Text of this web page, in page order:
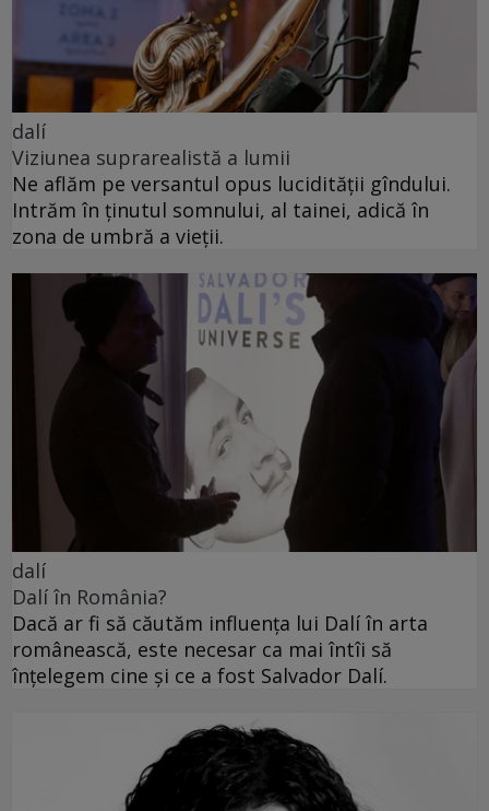
dalí
Viziunea suprarealistă a lumii
Ne aflăm pe versantul opus lucidității gîndului.
Intrăm în ținutul somnului, al tainei, adică în
zona de umbră a vieții.
dalí
Dalí în România?
Dacă ar fi să căutăm influența lui Dalí în arta
românească, este necesar ca mai întîi să
înțelegem cine și ce a fost Salvador Dalí.